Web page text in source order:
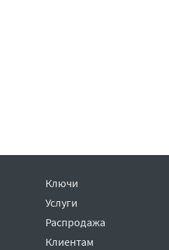
Ключи
Услуги
Распродажа
Клиентам